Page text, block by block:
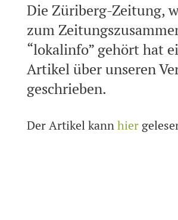
Die Züriberg-Zeitung,
zum
“lokalinfo” gehört hat
Artikel über unseren
geschrieben.
Der Artikel kannhier